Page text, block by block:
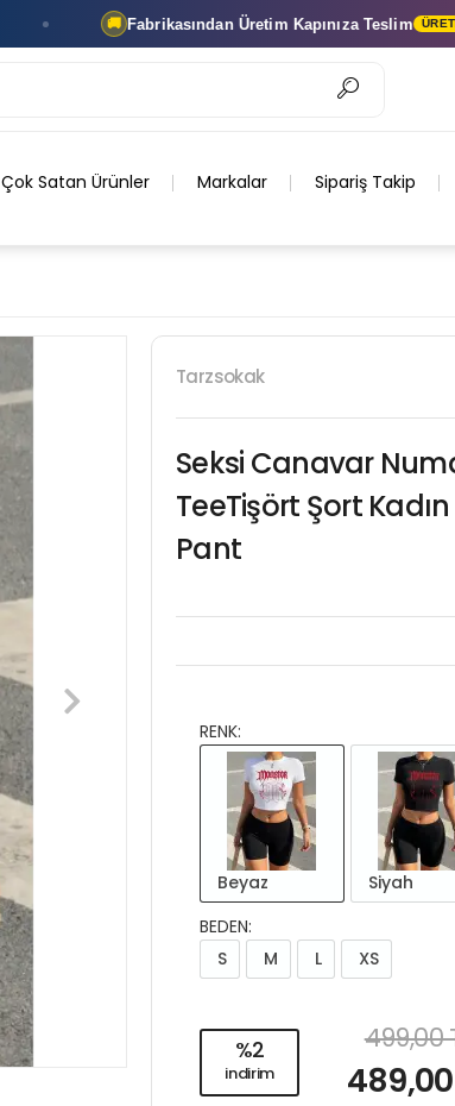
🚚 Fabrikasından ÜretimKapınıza Teslim ÜRETICI FIRMA
Çok Satan Ürünler Markalar Sipariş Takip
Tarzsokak
Seksi Canavar
TeeTişört Şort
Pant
RENK:
Beyaz
Siyah
BEDEN:
S
M L XS
%2
indirim
499,00
489,00